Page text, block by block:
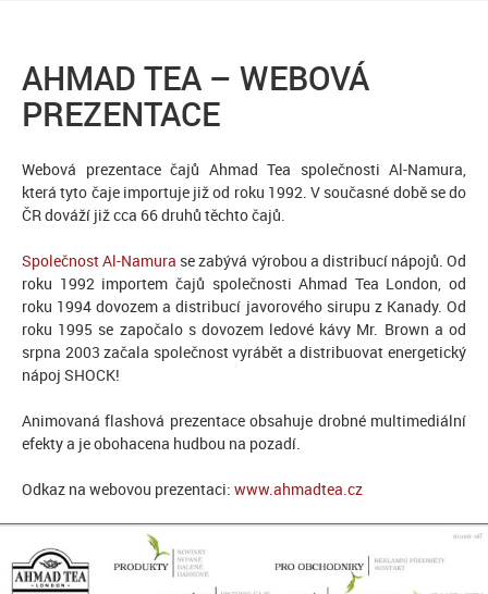
AHMAD TEA – WEBOVÁ
PREZENTACE
Webová prezentace čajů Ahmad Tea společnosti Al-Namura,
která tyto čaje importuje již od roku 1992. V současné době se do
ČR dováží již cca 66 druhů těchto čajů.
Společnost Al-Namura se zabývá výrobou a distribucí nápojů. Od
roku 1992 importem čajů společnosti Ahmad Tea London, od
roku 1994 dovozem a distribucí javorového sirupu z Kanady. Od
roku 1995 se započalo s dovozem ledové kávy Mr. Brown a od
srpna 2003 začala společnost vyrábět a distribuovat energetický
nápoj SHOCK!
Animovaná flashová prezentace obsahuje drobné multimediální
efekty a je obohacena hudbou na pozadí.
Odkaz na webovou prezentaci: www.ahmadtea.cz